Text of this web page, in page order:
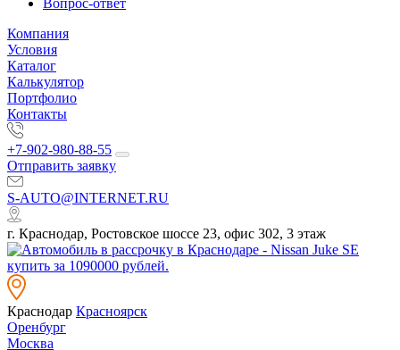
Вопрос-ответ
Компания
Условия
Каталог
Калькулятор
Портфолио
Контакты
+7-902-980-88-55
Отправить заявку
S-AUTO@INTERNET.RU
г. Краснодар, Ростовское шоссе 23, офис 302, 3 этаж
Краснодар Красноярск
Оренбург
Москва